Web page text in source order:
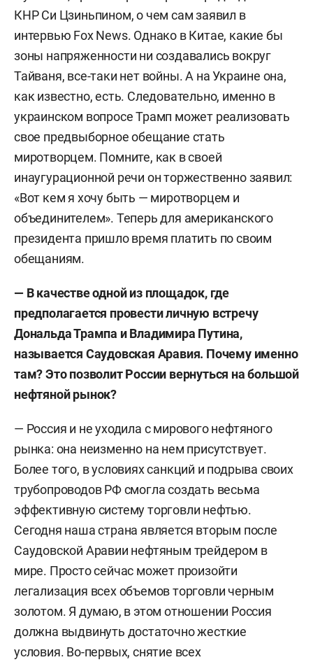
КНР Си Цзиньпином, о чем сам заявил в
интервью Fox News. Однако в Китае, какие бы
зоны напряженности ни создавались вокруг
Тайваня, все-таки нет войны. А на Украине она,
как известно, есть. Следовательно, именно в
украинском вопросе Трамп может реализовать
свое предвыборное обещание стать
миротворцем. Помните, как в своей
инаугурационной речи он торжественно заявил:
«Вот кем я хочу быть — миротворцем и
объединителем». Теперь для американского
президента пришло время платить по своим
обещаниям.
— В качестве одной из площадок, где
предполагается провести личную встречу
Дональда Трампа и Владимира Путина,
называется Саудовская Аравия. Почему именно
там? Это позволит России вернуться на большой
нефтяной рынок?
— Россия и не уходила с мирового нефтяного
рынка: она неизменно на нем присутствует.
Более того, в условиях санкций и подрыва своих
трубопроводов РФ смогла создать весьма
эффективную систему торговли нефтью.
Сегодня наша страна является вторым после
Саудовской Аравии нефтяным трейдером в
мире. Просто сейчас может произойти
легализация всех объемов торговли черным
золотом. Я думаю, в этом отношении Россия
должна выдвинуть достаточно жесткие
условия. Во-первых, снятие всех